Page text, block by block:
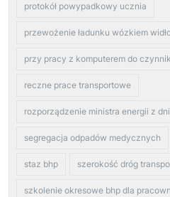
protokół powypadkowy ucznia
przewożenie ładunku wózkiem
przy pracy z komputerem do
reczne prace transportowe
rozporządzenie ministra energii z
segregacja odpadów medycznych
staz bhp szerokość dróg
szkolenie okresowe bhp dla